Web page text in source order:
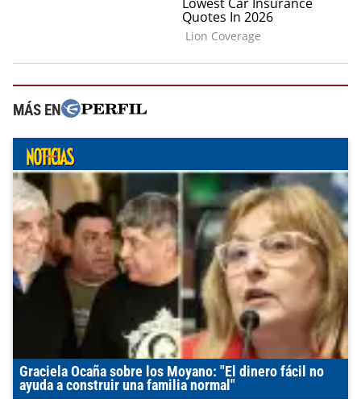
MÁS EN
Graciela Ocaña sobre los Moyano: "El dinero fácil no
ayuda a construir una familia normal"